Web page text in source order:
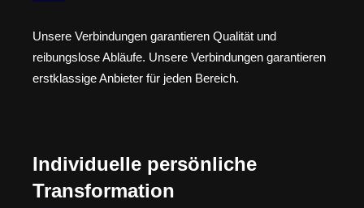
Unsere Verbindungen garantieren Qualität und
reibungslose Abläufe. Unsere Verbindungen garantieren
erstklassige Anbieter für jeden Bereich.
Individuelle persönliche
Transformation